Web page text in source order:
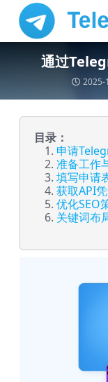
通过
2025-
目录：
申请
准备工作
填写申请
获取API
优化SEO
关键词布